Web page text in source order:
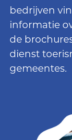
bedrijven
informatie
de
dienst
gemeentes.